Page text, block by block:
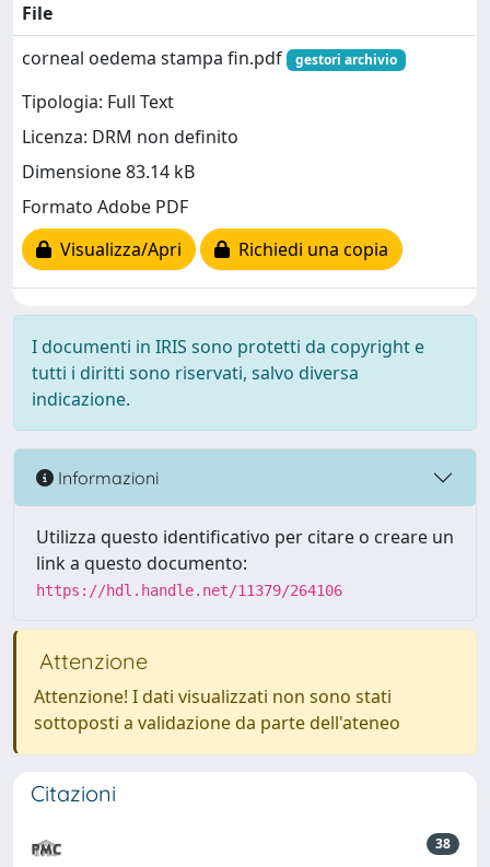
File
corneal oedema stampa fin.pdf
gestori archivio
Tipologia: Full Text
Licenza: DRM non definito
Dimensione 83.14 kB
Formato Adobe PDF
Visualizza/Apri
Richiedi una copia
I documenti in IRIS sono protetti da copyright e
tutti i diritti sono riservati, salvo diversa
indicazione.
Informazioni
Utilizza questo identificativo per citare o creare un
link a questo documento:
https://hdl.handle.net/11379/264106
Attenzione
Attenzione! I dati visualizzati non sono stati
sottoposti a validazione da parte dell'ateneo
Citazioni
38